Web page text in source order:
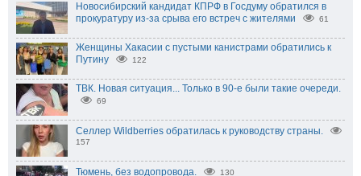
Новосибирский кандидат КПРФ в Госдуму обратился в
прокуратуру из-за срыва его встреч с жителями
61
Женщины Хакасии с пустыми канистрами обратились к
Путину
122
ТВК. Новая ситуация... Только в 90-е были такие очереди.
69
Селлер Wildberries обратилась к руководству страны.
157
Тюмень, без водопровода. 130